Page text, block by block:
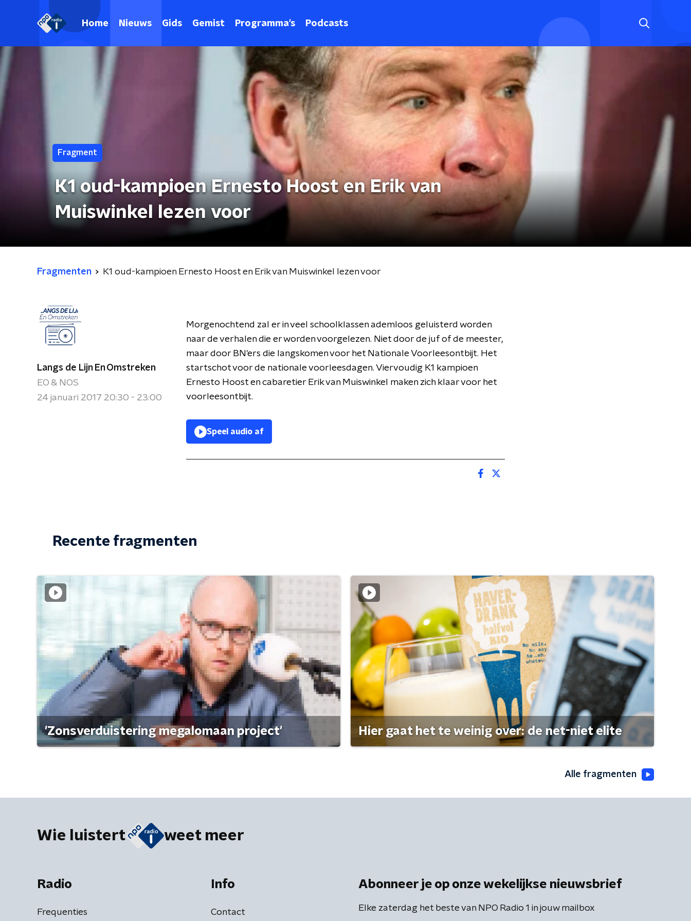
Home Nieuws Gids Gemist Programma's Podcasts
Fragment
K1 oud-kampioen Ernesto Hoost en Erik van
Muiswinkel lezen voor
Fragmenten K1 oud-kampioen Ernesto Hoost en Erik van Muiswinkel lezen voor
Langs de Lijn En Omstreken
EO & NOS
24 januari 2017 20:30 - 23:00
Morgenochtend zal er in veel schoolklassen ademloos geluisterd worden
naar de verhalen die er worden voorgelezen. Niet door de juf of de meester,
maar door BN'ers die langskomen voor het Nationale Voorleesontbijt. Het
startschot voor de nationale voorleesdagen. Viervoudig K1 kampioen
Ernesto Hoost en cabaretier Erik van Muiswinkel maken zich klaar voor het
voorleesontbijt.
Speel audio af
Recente fragmenten
'Zonsverduistering megalomaan project' Hier gaat het te weinig over: de net-niet elite
Alle fragmenten
Wie luistert weet meer
Radio
Frequenties
Info
Contact
Abonneer je op onze wekelijkse nieuwsbrief
Elke zaterdag het beste van NPO Radio 1 in jouw mailbox